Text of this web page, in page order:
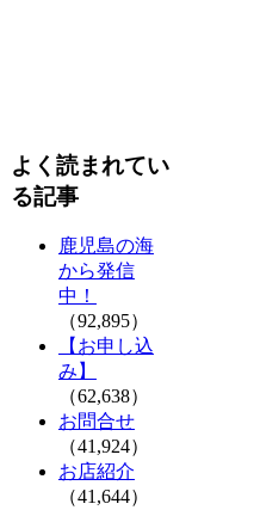
よく読まれてい
る記事
鹿児島の海
から発信
中！
（92,895）
【お申し込
み】
（62,638）
お問合せ
（41,924）
お店紹介
（41,644）